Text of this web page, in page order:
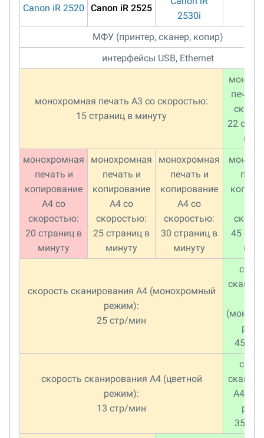
Canon iR 2520 Canon iR 2525
2530i
МФУ (принтер, сканер, копир)
интерфейсы USB, Ethernet
монохромная печать A3 со скоростью:
15 страниц в минуту
печать
22
монохромная
печать и
копирование
A4 со
скоростью:
20 страниц в
минуту
монохромная
печать и
копирование
A4 со
скоростью:
25 страниц в
минуту
монохромная
печать и
копирование
A4 со
скоростью:
30 страниц в
минуту
45
скорость сканирования A4 (монохромный
режим):
25 стр/мин
45
скорость сканирования A4 (цветной
режим):
13 стр/мин
A4
35